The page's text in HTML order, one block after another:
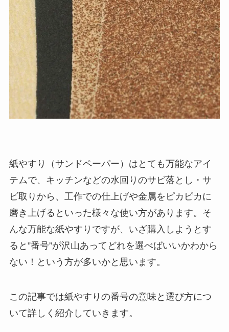
紙やすり（サンドペーパー）はとても万能なアイ
テムで、キッチンなどの水回りのサビ落とし・サ
ビ取りから、工作での仕上げや金属をピカピカに
磨き上げるといった様々な使い方があります。そ
んな万能な紙やすりですが、いざ購入しようとす
ると”番号”が沢山あってどれを選べばいいかわから
ない！という方が多いかと思います。
この記事では紙やすりの番号の意味と選び方につ
いて詳しく紹介していきます。